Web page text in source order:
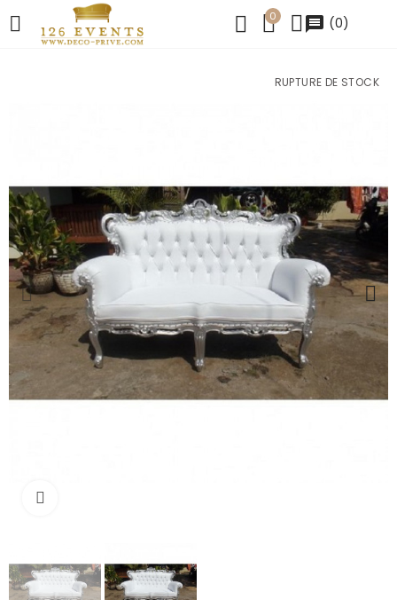
0 message (0)
RUPTURE DE STOCK